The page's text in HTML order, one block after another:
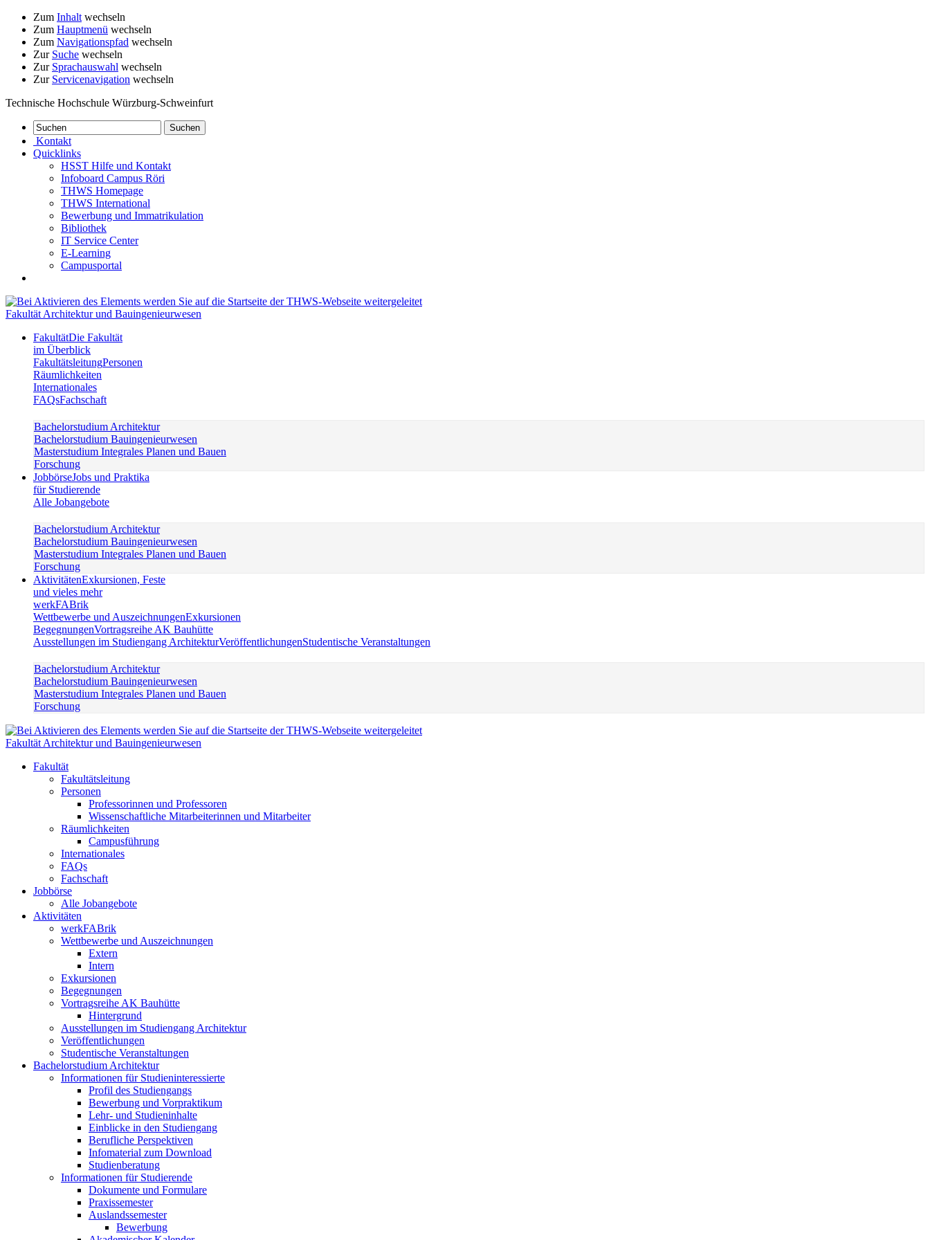
Zum Inhalt wechseln
Zum Hauptmenü wechseln
Zum Navigationspfad wechseln
Zur Suche wechseln
Zur Sprachauswahl wechseln
Zur Servicenavigation wechseln
Technische Hochschule Würzburg-Schweinfurt
Kontakt
Quicklinks
HSST Hilfe und Kontakt
Infoboard Campus Röri
THWS Homepage
THWS International
Bewerbung und Immatrikulation
Bibliothek
IT Service Center
E-Learning
Campusportal
Fakultät Architektur und Bauingenieurwesen
FakultätDie Fakultät
im Überblick
FakultätsleitungPersonen
Räumlichkeiten
Internationales
FAQsFachschaft
Bachelorstudium Architektur
Bachelorstudium Bauingenieurwesen
Masterstudium Integrales Planen und Bauen
Forschung
JobbörseJobs und Praktika
für Studierende
Alle Jobangebote
Bachelorstudium Architektur
Bachelorstudium Bauingenieurwesen
Masterstudium Integrales Planen und Bauen
Forschung
AktivitätenExkursionen, Feste
und vieles mehr
werkFABrik
Wettbewerbe und AuszeichnungenExkursionen
BegegnungenVortragsreihe AK Bauhütte
Ausstellungen im Studiengang ArchitekturVeröffentlichungenStudentische Veranstaltungen
Bachelorstudium Architektur
Bachelorstudium Bauingenieurwesen
Masterstudium Integrales Planen und Bauen
Forschung
Fakultät Architektur und Bauingenieurwesen
Fakultät
Fakultätsleitung
Personen
Professorinnen und Professoren
Wissenschaftliche Mitarbeiterinnen und Mitarbeiter
Räumlichkeiten
Campusführung
Internationales
FAQs
Fachschaft
Jobbörse
Alle Jobangebote
Aktivitäten
werkFABrik
Wettbewerbe und Auszeichnungen
Extern
Intern
Exkursionen
Begegnungen
Vortragsreihe AK Bauhütte
Hintergrund
Ausstellungen im Studiengang Architektur
Veröffentlichungen
Studentische Veranstaltungen
Bachelorstudium Architektur
Informationen für Studieninteressierte
Profil des Studiengangs
Bewerbung und Vorpraktikum
Lehr- und Studieninhalte
Einblicke in den Studiengang
Berufliche Perspektiven
Infomaterial zum Download
Studienberatung
Informationen für Studierende
Dokumente und Formulare
Praxissemester
Auslandssemester
Bewerbung